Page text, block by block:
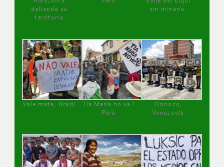
defiende su
territorio
sin minería.
Vale mata, Brasil
Tía María no va !
Perú
Orinoco,
Venezuela